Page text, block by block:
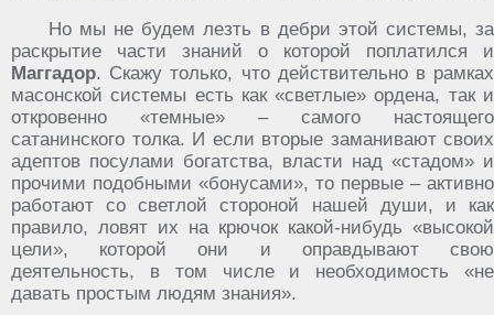
Но мы не будем лезть в дебри этой системы, за
раскрытие части знаний о которой поплатился и
Маггадор. Скажу только, что действительно в рамках
масонской системы есть как «светлые» ордена, так и
откровенно «темные» – самого настоящего
сатанинского толка. И если вторые заманивают своих
адептов посулами богатства, власти над «стадом» и
прочими подобными «бонусами», то первые – активно
работают со светлой стороной нашей души, и как
правило, ловят их на крючок какой-нибудь «высокой
цели», которой они и оправдывают свою
деятельность, в том числе и необходимость «не
давать простым людям знания».